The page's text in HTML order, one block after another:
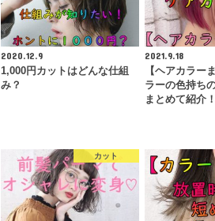
2020.12.9
1,000円カットはどんな仕組
み？
2021.9.18
【ヘアカラー
ラーの色持ち
まとめて紹介！
カット